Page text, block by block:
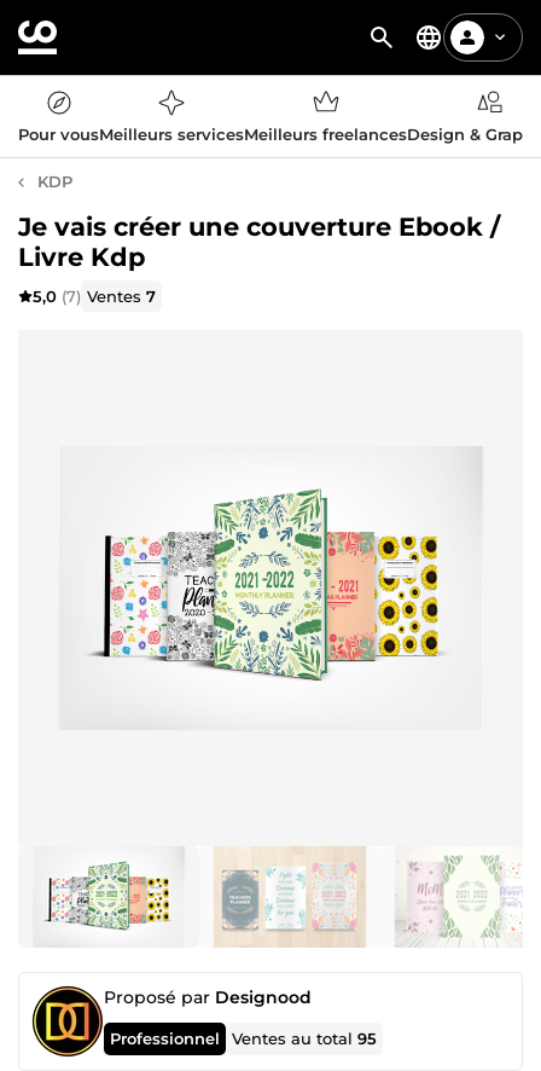
Pour vousMeilleurs servicesMeilleurs freelancesDesign &
KDP
Je vais créer une couverture Ebook /
Livre Kdp
5,0 (7) Ventes7
Proposé par Designood
Professionnel Ventes au total95